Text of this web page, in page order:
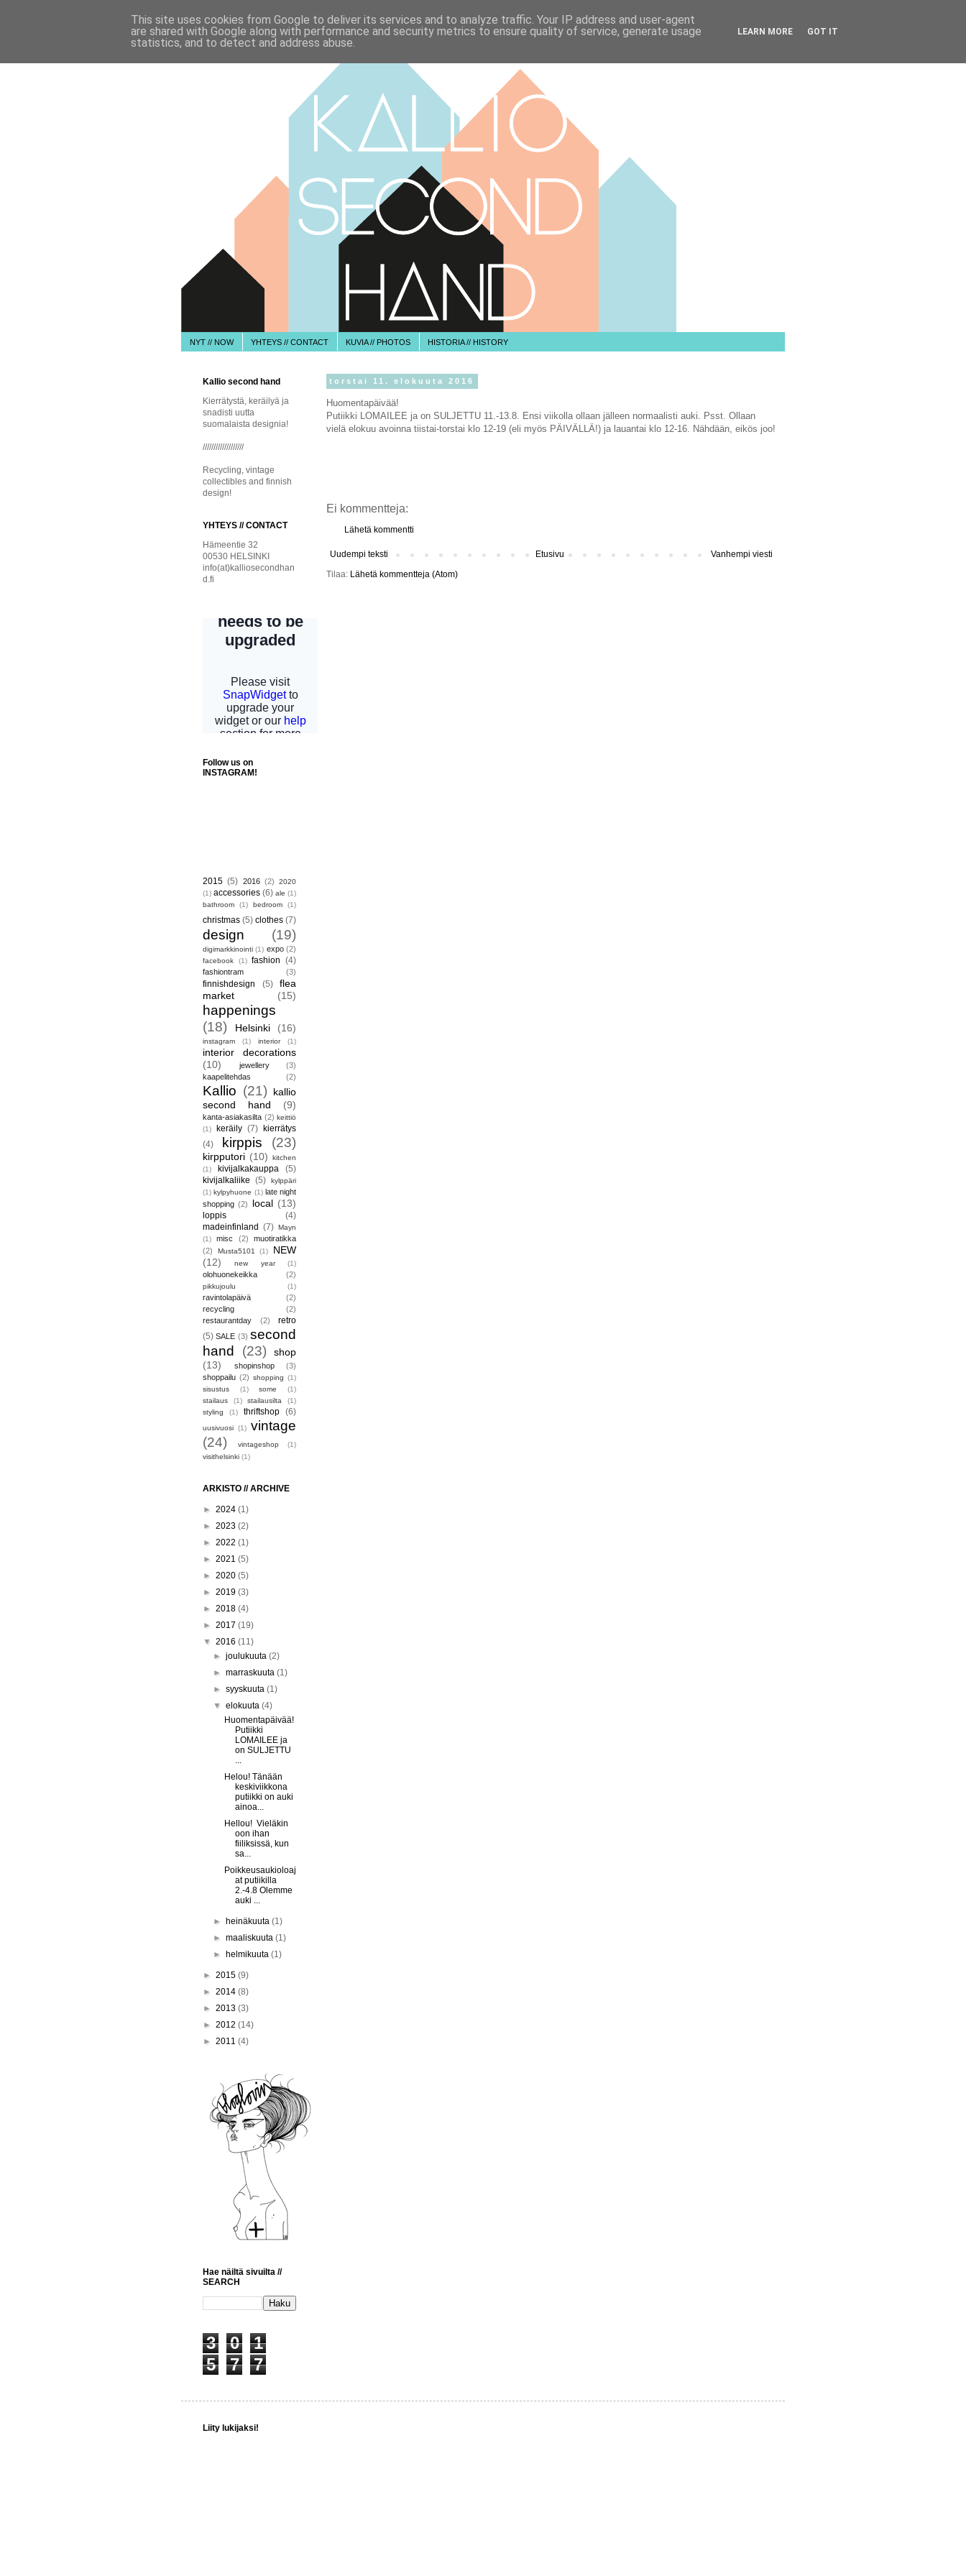
NYT // NOW YHTEYS // CONTACT KUVIA // PHOTOS HISTORIA // HISTORY
torstai 11. elokuuta 2016
Huomentapäivää!
Putiikki LOMAILEE ja on SULJETTU 11.-13.8. Ensi viikolla ollaan jälleen normaalisti auki. Psst. Ollaan
vielä elokuu avoinna tiistai-torstai klo 12-19 (eli myös PÄIVÄLLÄ!) ja lauantai klo 12-16. Nähdään, eikös joo!
Ei kommentteja:
Lähetä kommentti
Uudempi teksti Vanhempi viesti
Etusivu
Tilaa: Lähetä kommentteja (Atom)
Kallio second hand
Kierrätystä, keräilyä ja
snadisti uutta
suomalaista designia!
///////////////////
Recycling, vintage
collectibles and finnish
design!
YHTEYS // CONTACT
Hämeentie 32
00530 HELSINKI
info(at)kalliosecondhan
d.fi
Follow us on
INSTAGRAM!
2015 (5) 2016 (2)
2020
(1) accessories (6) ale (1)
bathroom
(1) bedroom (1)
christmas (5) clothes (7)
design (19)
digimarkkinointi (1) expo (2)
facebook (1) fashion (4)
fashiontram (3)
finnishdesign (5)
flea
market
(15)
happenings
(18)
Helsinki (16)
instagram (1) interior (1)
interior decorations
(10)
jewellery
(3)
kaapelitehdas
(2)
Kallio (21)
kallio
second hand
(9)
kanta-asiakasilta (2) keittiö
(1)
keräily (7) kierrätys
(4)
kirppis (23)
kirpputori (10)
kitchen
(1)
kivijalkakauppa
(5)
kivijalkaliike (5)
kylppäri
(1) kylpyhuone (1) late night
shopping (2) local (13)
loppis
(4)
madeinfinland (7) Mayn
(1)
misc (2)
muotiratikka
(2)
Musta5101 (1)
NEW
(12)
new year (1)
olohuonekeikka (2)
pikkujoulu (1)
ravintolapäivä
(2)
recycling
(2)
restaurantday
(2)
retro
(5) SALE (3) second
hand
(23)
shop
(13)
shopinshop
(3)
shoppailu (2) shopping (1)
sisustus
(1) some
(1)
stailaus
(1) stailausilta
(1)
styling
(1) thriftshop (6)
uusivuosi (1) vintage
(24)
vintageshop
(1)
visithelsinki (1)
ARKISTO // ARCHIVE
► 2024 (1)
► 2023 (2)
► 2022 (1)
► 2021 (5)
► 2020 (5)
► 2019 (3)
► 2018 (4)
► 2017 (19)
▼ 2016 (11)
►joulukuuta(2)
►marraskuuta(1)
►syyskuuta(1)
▼elokuuta(4)
Huomentapäivää!
Putiikki
LOMAILEE ja
on SULJETTU
...
Helou! Tänään
keskiviikkona
putiikki on auki
ainoa...
Hellou! Vieläkin
oon ihan
fiiliksissä, kun
sa...
Poikkeusaukioloaj
at putiikilla
2.-4.8 Olemme
auki ...
► heinäkuuta(1)
►maaliskuuta(1)
► helmikuuta(1)
► 2015 (9)
► 2014 (8)
► 2013 (3)
► 2012 (14)
► 2011 (4)
Hae näiltä sivuilta //
SEARCH
3 0
1
5
7 7
Liity lukijaksi!
This site uses cookies from Google to deliver its services and to analyze traffic. Your IP address and user-agent
are shared with Google along with performance and security metrics to ensure quality of service, generate usage
statistics, and to detect and address abuse.
LEARN MORE GOT IT